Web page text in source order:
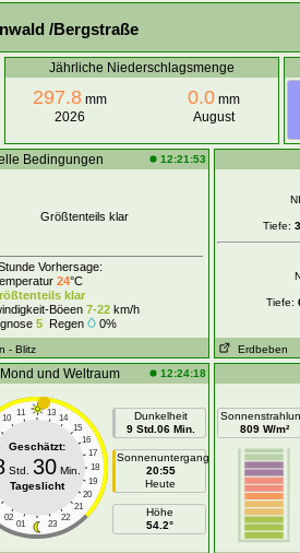
/Bergstraße
Jährliche Niederschlagsmenge
297.8 mm
2026
0.0 mm
August
Bedingungen 12:21:53
Größtenteils klar
Vorhersage:
24°C
klar
Böeen 7-22 km/h
5Regen 0%
- Blitz
Tiefe:
Tiefe:
Erdbeben
und Weltraum 12:24:18
11 13
10
14
15
16
17
18
19
20
21
02
22
01 23
Geschätzt:
Std. 30 Min.
Tageslicht
Dunkelheit
9 Std.06 Min.
Sonnenuntergang
20:55
Heute
Höhe
54.2°
809 W/m²